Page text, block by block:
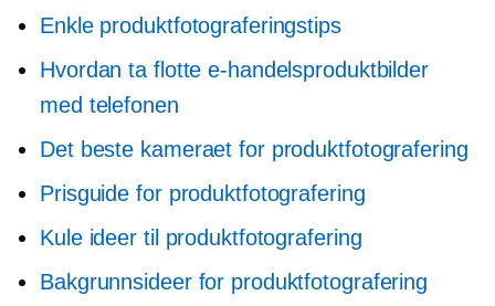
Enkle produktfotograferingstips
Hvordan ta flotte e-handelsproduktbilder
med telefonen
Det beste kameraet for produktfotografering
Prisguide for produktfotografering
Kule ideer til produktfotografering
Bakgrunnsideer for produktfotografering